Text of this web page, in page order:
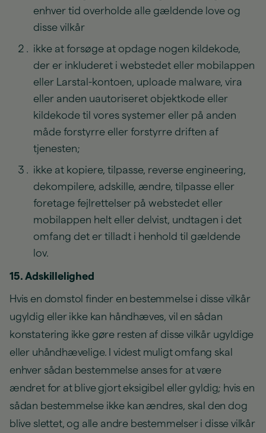
enhver tid overholde alle gældende love og
disse vilkår
ikke at forsøge at opdage nogen kildekode,
der er inkluderet i webstedet eller mobilappen
eller Larstal-kontoen, uploade malware, vira
eller anden uautoriseret objektkode eller
kildekode til vores systemer eller på anden
måde forstyrre eller forstyrre driften af
tjenesten;
ikke at kopiere, tilpasse, reverse engineering,
dekompilere, adskille, ændre, tilpasse eller
foretage fejlrettelser på webstedet eller
mobilappen helt eller delvist, undtagen i det
omfang det er tilladt i henhold til gældende
lov.
15. Adskillelighed
Hvis en domstol finder en bestemmelse i disse vilkår
ugyldig eller ikke kan håndhæves, vil en sådan
konstatering ikke gøre resten af disse vilkår ugyldige
eller uhåndhævelige. I videst muligt omfang skal
enhver sådan bestemmelse anses for at være
ændret for at blive gjort eksigibel eller gyldig; hvis en
sådan bestemmelse ikke kan ændres, skal den dog
blive slettet, og alle andre bestemmelser i disse vilkår